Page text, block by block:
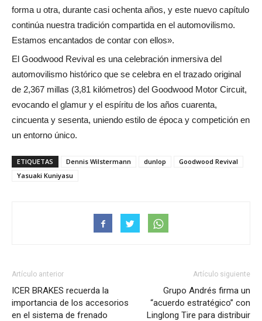
forma u otra, durante casi ochenta años, y este nuevo capítulo
continúa nuestra tradición compartida en el automovilismo.
Estamos encantados de contar con ellos».
El Goodwood Revival es una celebración inmersiva del
automovilismo histórico que se celebra en el trazado original
de 2,367 millas (3,81 kilómetros) del Goodwood Motor Circuit,
evocando el glamur y el espíritu de los años cuarenta,
cincuenta y sesenta, uniendo estilo de época y competición en
un entorno único.
ETIQUETAS Dennis Wilstermann dunlop
Goodwood Revival
Yasuaki Kuniyasu
Artículo anterior
ICER BRAKES recuerda la
importancia de los accesorios
en el sistema de frenado
Artículo siguiente
Grupo Andrés firma un
“acuerdo estratégico” con
Linglong Tire para distribuir